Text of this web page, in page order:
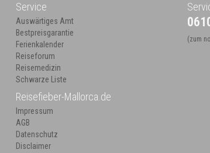
Service
Auswärtiges Amt
Bestpreisgarantie
Ferienkalender
Reiseforum
Reisemedizin
Schwarze Liste
Reisefieber-Mallorca.de
Impressum
AGB
Datenschutz
Disclaimer
(zum